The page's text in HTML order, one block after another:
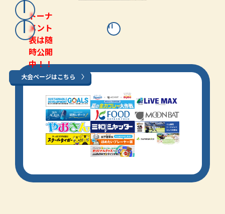
トーナ
メント
表は随
時公開
中！！
大会ページはこちら